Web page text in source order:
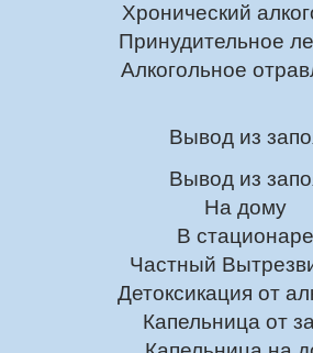
Хронический
Принудительное
Алкогольное
Вывод из
Вывод из
На дому
В стационаре
Частный
Детоксикация от
Капельница от